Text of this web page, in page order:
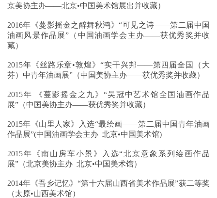
京美协主办——北京•中国美术馆展出并收藏）
2016年《蔓影摇金之醉舞秋鸿》“可见之诗——第二届中国
油画风景作品展”（中国油画学会主办——获优秀奖并收
藏）
2015年《丝路乐章•敦煌》“实干兴邦——第四届全国（大
芬）中青年油画展”（中国美协主办——获优秀奖并收藏）
2015年 《蔓影摇金之九》“吴冠中艺术馆全国油画作品
展”（中国美协主办——获优秀奖并收藏）
2015年《山里人家》入选“最绘画——第二届中国青年油画
作品展”(中国油画学会主办 北京•中国美术馆)
2015年《南山房车小景》入选“北京意象系列绘画作品
展”（北京美协主办 北京•中国美术馆）
2014年《吾乡记忆》“第十六届山西省美术作品展”获二等奖
（太原•山西美术馆）